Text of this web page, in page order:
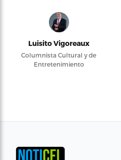
Luisito Vigoreaux
Columnista Cultural y de
Entretenimiento